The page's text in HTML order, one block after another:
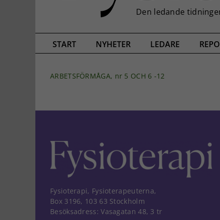
START NYHETER LEDARE
ARBETSFÖRMÅGA, nr 5 OCH 6 -12
Fysioterapi, Fysioterapeuterna,
Box 3196, 103 63 Stockholm
Besöksadress: Vasagatan 48, 3 tr